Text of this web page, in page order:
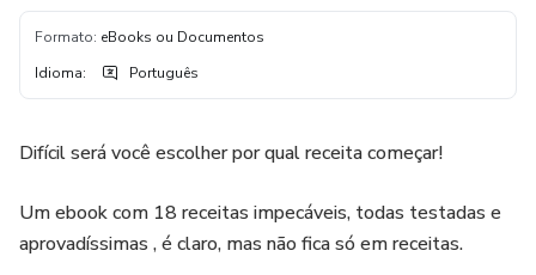
Formato: eBooks ou Documentos
Idioma: Português
Difícil será você escolher por qual receita começar!
Um ebook com 18 receitas impecáveis, todas testadas e
aprovadíssimas , é claro, mas não fica só em receitas.